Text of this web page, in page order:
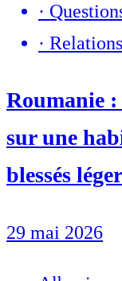
·
·
Roumanie :
sur une
blessés
29 mai 2026